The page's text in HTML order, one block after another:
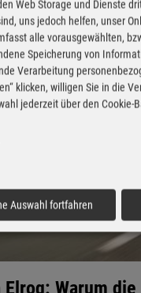
Warum die
Web Storage und Dienste
uns jedoch helfen, unser
alle vorausgewählten,
Speicherung von
Verarbeitung
klicken, willigen Sie in die
jederzeit über den Cookie-
Auswahl fortfahren